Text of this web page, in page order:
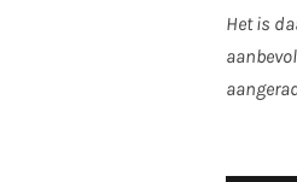
Het is